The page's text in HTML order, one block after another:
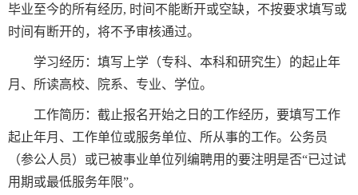
毕业至今的所有经历, 时间不能断开或空缺，不按要求填写或
时间有断开的，将不予审核通过。
学习经历：填写上学（专科、本科和研究生）的起止年
月、所读高校、院系、专业、学位。
工作简历：截止报名开始之日的工作经历，要填写工作
起止年月、工作单位或服务单位、所从事的工作。公务员
（参公人员）或已被事业单位列编聘用的要注明是否“已过试
用期或最低服务年限”。